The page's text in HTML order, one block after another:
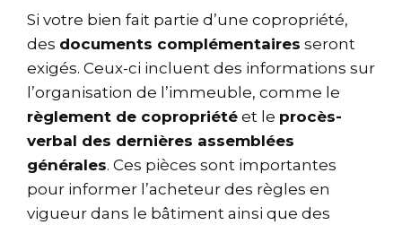
Si votre bien fait partie d’une copropriété,
des documents complémentaires seront
exigés. Ceux-ci incluent des informations sur
l’organisation de l’immeuble, comme le
règlement de copropriété et le procès-
verbal des dernières assemblées
générales. Ces pièces sont importantes
pour informer l’acheteur des règles en
vigueur dans le bâtiment ainsi que des